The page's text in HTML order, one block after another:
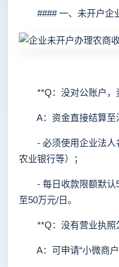
#### 一、未开户企业
**Q：没对公账户，
A：资金直接结算至
- 必须使用企业法人
农业银行等）；
- 每日收款限额默认5
至50万元/日。
**Q：没有营业执照
A：可申请“小微商户”